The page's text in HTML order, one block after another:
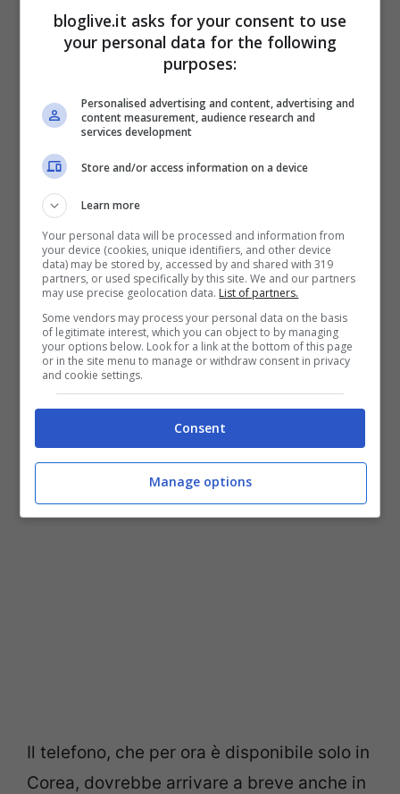
Il display è molto sottile
2800 mAh e la fotocamera ha un sensore
da 13 megapixel.
Varie sono le particolarità del Galaxy
Round:“Roll Effect”, “Bounce UX” e “Side
Con queste tre funzioni si potrà accedere
ad informazioni, musica e foto inclinando a
destra o sinistra il telefono, un’innovazione
unica che rende Round davvero
innovativo.
Il telefono, che per ora è disponibile solo in
Corea, dovrebbe arrivare a breve anche in
bloglive.it asks for your consent to use
your personal data for the following
purposes:
Personalised advertising and content, advertising and
content measurement, audience research and
services development
Store and/or access information on a device
Learn more
Your personal data will be processed and information from
your device (cookies, unique identifiers, and other device
data) may be stored by, accessed by and shared with 319
partners, or used specifically by this site. We and our partners
may use precise geolocation data. List of partners.
Some vendors may process your personal data on the basis
of legitimate interest, which you can object to by managing
your options below. Look for a link at the bottom of this page
or in the site menu to manage or withdraw consent in privacy
and cookie settings.
Consent
Manage options